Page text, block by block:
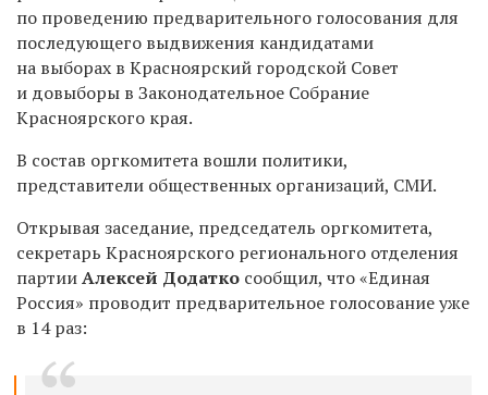
по проведению предварительного голосования для
последующего выдвижения кандидатами
на выборах в Красноярский городской Совет
и довыборы в Законодательное Собрание
Красноярского края.
В состав оргкомитета вошли политики,
представители общественных организаций, СМИ.
Открывая заседание, председатель оргкомитета,
секретарь Красноярского регионального отделения
партииАлексей Додатко сообщил, что «Единая
Россия» проводит предварительное голосование уже
в 14 раз: